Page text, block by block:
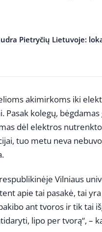
Pietryčių Lietuvoje:
akimirkoms iki
Pasak kolegų,
dėl elektros
tuo metu neva
Vilniaus
apie tai pasakė, tai
ant tvoros ir tik tai
lipo per tvorą“, –